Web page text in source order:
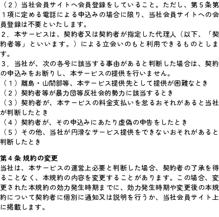
（２）当社会員サイトへ会員登録をしていること。ただし、第５条第
１項に定める電話による申込みの場合に限り、当社会員サイトへの会
員登録は不要といたします。
２．本サービスは、契約者又は契約者が指定した代理人（以下、「契
約者等」といいます。）による立会いのもと利用できるものとしま
す。
３．当社が、次の各号に該当する事由があると判断した場合は、契約
の申込みをお断りし、本サービスの提供を行いません。
（１）離島・山間部等、本サービス提供先として提供が困難なとき
（２）契約者等が暴力団等反社会的勢力に該当するとき
（３）契約者が、本サービスの料金支払いを怠るおそれがあると当社
が判断したとき
（４）契約者が、その申込みにあたり虚偽の申告をしたとき
（５）その他、当社が円滑なサービス提供をできないおそれがあると
判断したとき
第４条 規約の変更
当社は、本サービスの運営上必要と判断した場合、契約者の了承を得
ることなく、本規約の内容を変更することがあります。この場合、変
更された本規約の効力発生時期までに、効力発生時期や変更後の本規
約について契約者に個別に通知又は説明を行うか、当社会員サイト上
に掲載します。